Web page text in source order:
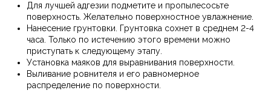
Для лучшей адгезии подметите и пропылесосьте
поверхность. Желательно поверхностное увлажнение.
Нанесение грунтовки. Грунтовка сохнет в среднем 2-4
часа. Только по истечению этого времени можно
приступать к следующему этапу.
Установка маяков для выравнивания поверхности.
Выливание ровнителя и его равномерное
распределение по поверхности.